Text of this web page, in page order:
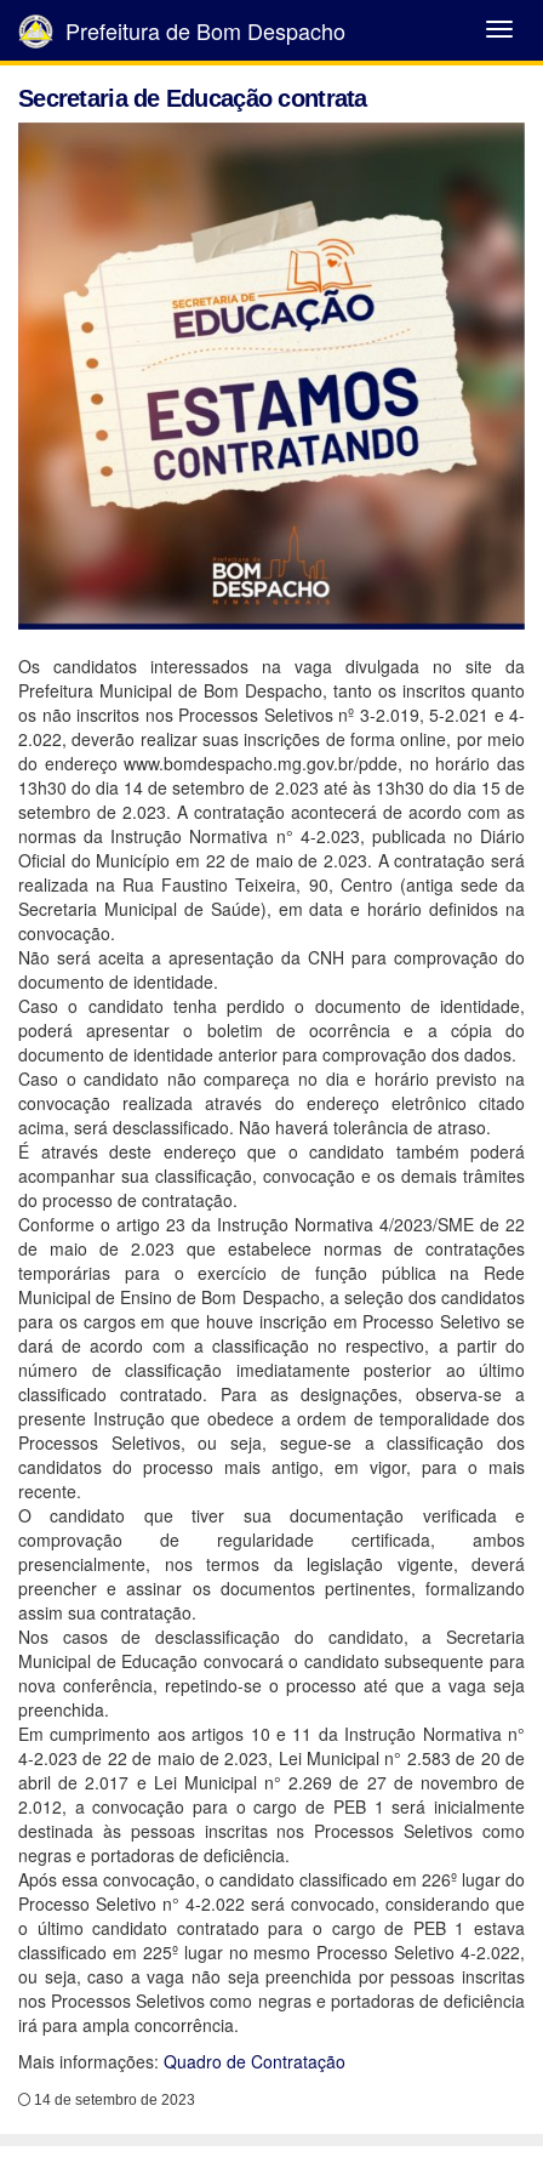
Abrir
Menu
Prefeitura de Bom Despacho
Secretaria de Educação contrata
Os candidatos interessados na vaga divulgada no site da
Prefeitura Municipal de Bom Despacho, tanto os inscritos quanto
os não inscritos nos Processos Seletivos nº 3-2.019, 5-2.021 e 4-
2.022, deverão realizar suas inscrições de forma online, por meio
do endereço www.bomdespacho.mg.gov.br/pdde, no horário das
13h30 do dia 14 de setembro de 2.023 até às 13h30 do dia 15 de
setembro de 2.023. A contratação acontecerá de acordo com as
normas da Instrução Normativa n° 4-2.023, publicada no Diário
Oficial do Município em 22 de maio de 2.023. A contratação será
realizada na Rua Faustino Teixeira, 90, Centro (antiga sede da
Secretaria Municipal de Saúde), em data e horário definidos na
convocação.
Não será aceita a apresentação da CNH para comprovação do
documento de identidade.
Caso o candidato tenha perdido o documento de identidade,
poderá apresentar o boletim de ocorrência e a cópia do
documento de identidade anterior para comprovação dos dados.
Caso o candidato não compareça no dia e horário previsto na
convocação realizada através do endereço eletrônico citado
acima, será desclassificado. Não haverá tolerância de atraso.
É através deste endereço que o candidato também poderá
acompanhar sua classificação, convocação e os demais trâmites
do processo de contratação.
Conforme o artigo 23 da Instrução Normativa 4/2023/SME de 22
de maio de 2.023 que estabelece normas de contratações
temporárias para o exercício de função pública na Rede
Municipal de Ensino de Bom Despacho, a seleção dos candidatos
para os cargos em que houve inscrição em Processo Seletivo se
dará de acordo com a classificação no respectivo, a partir do
número de classificação imediatamente posterior ao último
classificado contratado. Para as designações, observa-se a
presente Instrução que obedece a ordem de temporalidade dos
Processos Seletivos, ou seja, segue-se a classificação dos
candidatos do processo mais antigo, em vigor, para o mais
recente.
O candidato que tiver sua documentação verificada e
comprovação de regularidade certificada, ambos
presencialmente, nos termos da legislação vigente, deverá
preencher e assinar os documentos pertinentes, formalizando
assim sua contratação.
Nos casos de desclassificação do candidato, a Secretaria
Municipal de Educação convocará o candidato subsequente para
nova conferência, repetindo-se o processo até que a vaga seja
preenchida.
Em cumprimento aos artigos 10 e 11 da Instrução Normativa n°
4-2.023 de 22 de maio de 2.023, Lei Municipal n° 2.583 de 20 de
abril de 2.017 e Lei Municipal n° 2.269 de 27 de novembro de
2.012, a convocação para o cargo de PEB 1 será inicialmente
destinada às pessoas inscritas nos Processos Seletivos como
negras e portadoras de deficiência.
Após essa convocação, o candidato classificado em 226º lugar do
Processo Seletivo n° 4-2.022 será convocado, considerando que
o último candidato contratado para o cargo de PEB 1 estava
classificado em 225º lugar no mesmo Processo Seletivo 4-2.022,
ou seja, caso a vaga não seja preenchida por pessoas inscritas
nos Processos Seletivos como negras e portadoras de deficiência
irá para ampla concorrência.
Mais informações: Quadro de Contratação
14 de setembro de 2023